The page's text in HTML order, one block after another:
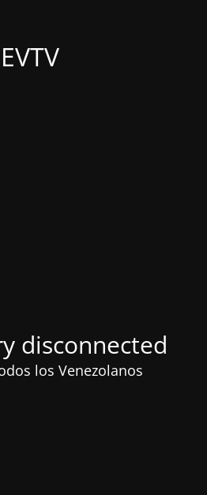
EVTV
disconnected
los Venezolanos